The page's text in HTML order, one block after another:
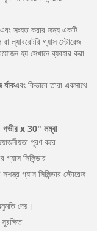
এবং সংযত করার জন্য একটি
ল্যাবরেটরি গ্যাস স্টোরেজ
হয় সেখানে ব্যবহার করা
র্যাকএবং কিভাবে তারা একসাথে
গভীর x 30" লম্বা
পূরণ করে
সিলিন্ডার
গ্যাস সিলিন্ডার স্টোরেজ
দেয়।